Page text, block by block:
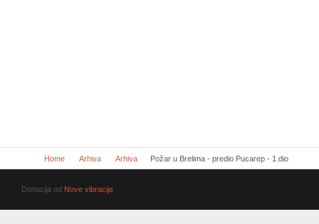
Home Arhiva Arhiva Požar u Brelima - predio Pucarep - 1.dio
Donacija od Nove vibracije